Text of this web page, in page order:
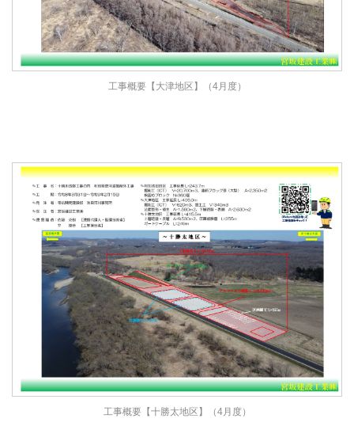
工事概要【大津地区】（4月度）
工事概要【十勝太地区】（4月度）